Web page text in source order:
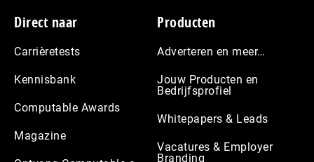
Footer
Direct naar
Carrièretests
Kennisbank
Computable Awards
Magazine
Producten
Adverteren en meer…
Jouw Producten en
Bedrijfsprofiel
Whitepapers & Leads
Vacatures & Employer
Branding